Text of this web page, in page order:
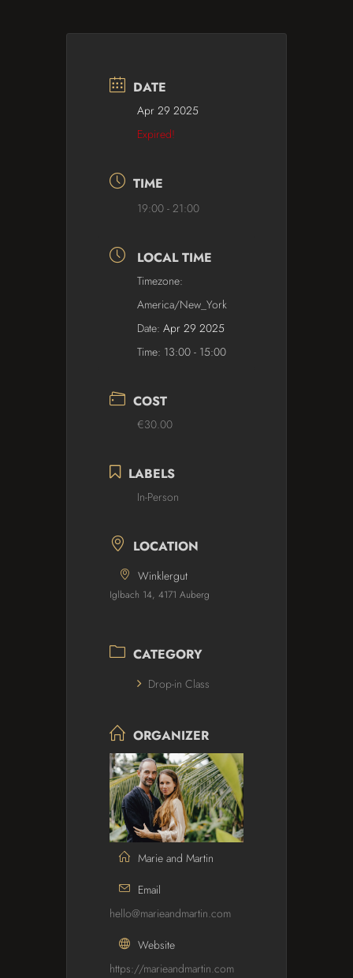
DATE
Apr 29 2025
Expired!
TIME
19:00 - 21:00
LOCAL TIME
Timezone:
America/New_York
Date: Apr 29 2025
Time: 13:00 - 15:00
COST
€30.00
LABELS
In-Person
LOCATION
Winklergut
Iglbach 14, 4171 Auberg
CATEGORY
Drop-in Class
ORGANIZER
Marie and Martin
Email
hello@marieandmartin.com
Website
https://marieandmartin.com